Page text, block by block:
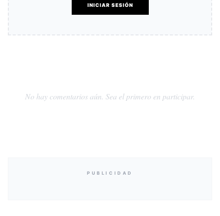
INICIAR SESIÓN
No hay comentarios aún. Sea el primero en participar.
PUBLICIDAD